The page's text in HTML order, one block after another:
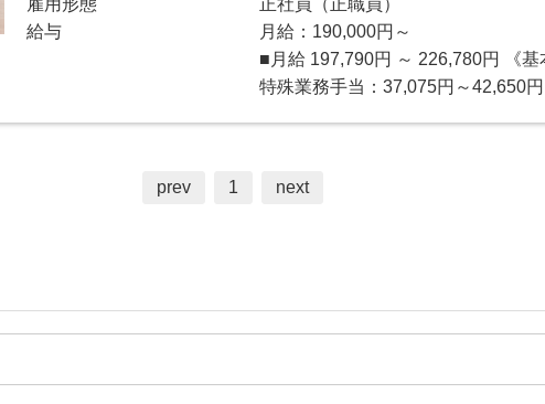
雇用形態
正社員（正職員）
給与
月給：190,000円～
■月給 197,790円 ～ 226,780円 《
特殊業務手当：37,075円～42,650
prev 1 next